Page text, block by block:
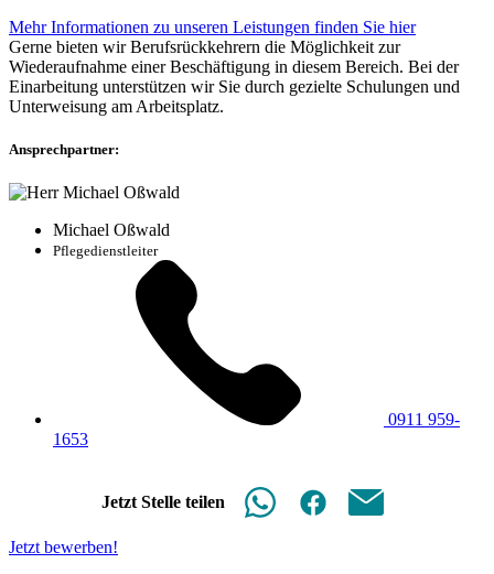
Mehr Informationen zu unseren Leistungen finden Sie hier
Gerne bieten wir Berufsrückkehrern die Möglichkeit zur
Wiederaufnahme einer Beschäftigung in diesem Bereich. Bei der
Einarbeitung unterstützen wir Sie durch gezielte Schulungen und
Unterweisung am Arbeitsplatz.
Ansprechpartner:
Michael Oßwald
Pflegedienstleiter
0911 959-
1653
Jetzt Stelle teilen
Jetzt bewerben!